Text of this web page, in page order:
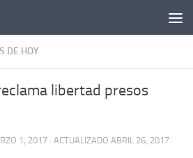
DE HOY
libertad presos
1, 2017 · ACTUALIZADO ABRIL 26, 2017